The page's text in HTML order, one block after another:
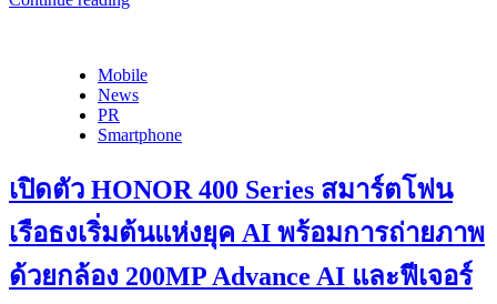
Mobile
News
PR
Smartphone
เปิดตัว HONOR 400 Series สมาร์ตโฟน
เรือธงเริ่มต้นแห่งยุค AI พร้อมการถ่ายภาพ
ด้วยกล้อง 200MP Advance AI และฟีเจอร์